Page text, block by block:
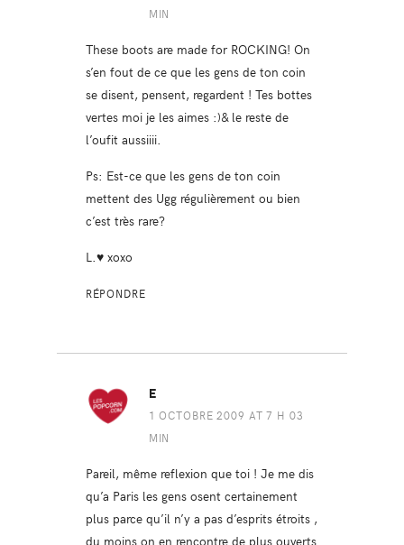
MIN
These boots are made for ROCKING! On
s’en fout de ce que les gens de ton coin
se disent, pensent, regardent ! Tes bottes
vertes moi je les aimes :)& le reste de
l’oufit aussiiii.
Ps: Est-ce que les gens de ton coin
mettent des Ugg régulièrement ou bien
c’est très rare?
L.♥ xoxo
RÉPONDRE
E
1 OCTOBRE 2009 AT 7 H 03
MIN
Pareil, même reflexion que toi ! Je me dis
qu’a Paris les gens osent certainement
plus parce qu’il n’y a pas d’esprits étroits ,
du moins on en rencontre de plus ouverts